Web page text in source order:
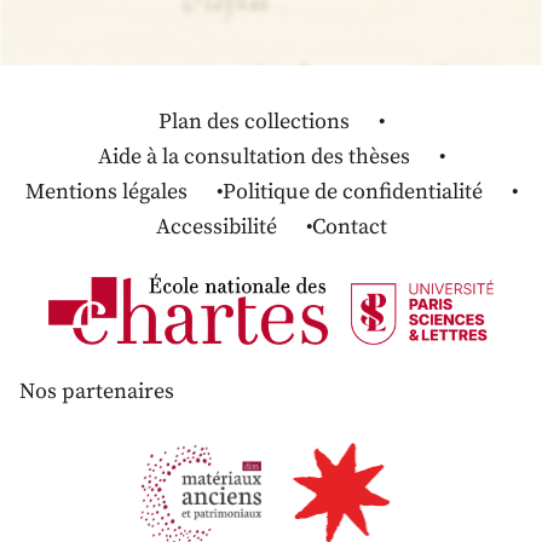
Plan des collections
Aide à la consultation des thèses
Mentions légales
Politique de confidentialité
Accessibilité
Contact
Nos partenaires